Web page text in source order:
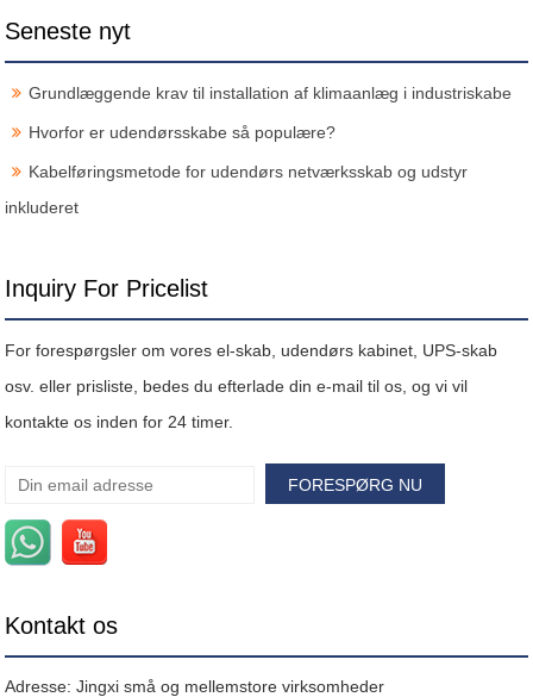
Seneste nyt
Grundlæggende krav til installation af klimaanlæg i industriskabe
Hvorfor er udendørsskabe så populære?
Kabelføringsmetode for udendørs netværksskab og udstyr
inkluderet
Inquiry For Pricelist
For forespørgsler om vores el-skab, udendørs kabinet, UPS-skab
osv. eller prisliste, bedes du efterlade din e-mail til os, og vi vil
kontakte os inden for 24 timer.
Kontakt os
Adresse: Jingxi små og mellemstore virksomheder